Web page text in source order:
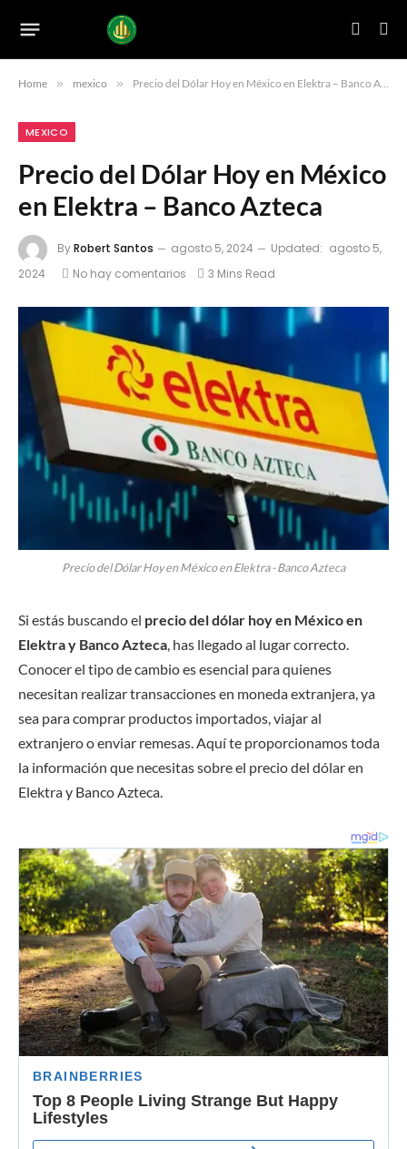
Home » mexico » Precio del Dólar Hoy en México en Elektra – Banco Azteca
MEXICO
Precio del Dólar Hoy en México
en Elektra – Banco Azteca
ByRobert Santos agosto 5, 2024 Updated: agosto 5,
2024
No hay comentarios 3 Mins Read
Precio del Dólar Hoy en México en Elektra - Banco Azteca
Si estás buscando el precio del dólar hoy en México en
Elektra y Banco Azteca, has llegado al lugar correcto.
Conocer el tipo de cambio es esencial para quienes
necesitan realizar transacciones en moneda extranjera, ya
sea para comprar productos importados, viajar al
extranjero o enviar remesas. Aquí te proporcionamos toda
la información que necesitas sobre el precio del dólar en
Elektra y Banco Azteca.